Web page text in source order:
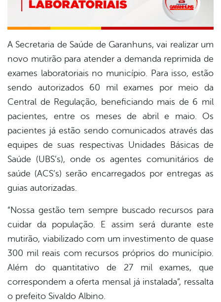
A Secretaria de Saúde de Garanhuns, vai realizar um
novo mutirão para atender a demanda reprimida de
exames laboratoriais no município. Para isso, estão
sendo autorizados 60 mil exames por meio da
Central de Regulação, beneficiando mais de 6 mil
pacientes, entre os meses de abril e maio. Os
pacientes já estão sendo comunicados através das
equipes de suas respectivas Unidades Básicas de
Saúde (UBS’s), onde os agentes comunitários de
saúde (ACS’s) serão encarregados por entregas as
guias autorizadas.
“Nossa gestão tem sempre buscado recursos para
cuidar da população. E assim será durante este
mutirão, viabilizado com um investimento de quase
300 mil reais com recursos próprios do município.
Além do quantitativo de 27 mil exames, que
correspondem a oferta mensal já instalada”, ressalta
o prefeito Sivaldo Albino.